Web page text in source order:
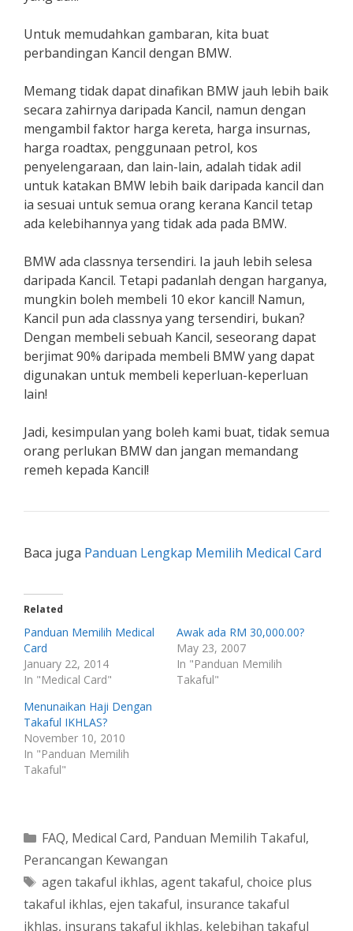
Untuk memudahkan gambaran, kita buat
perbandingan Kancil dengan BMW.
Memang tidak dapat dinafikan BMW jauh lebih baik
secara zahirnya daripada Kancil, namun dengan
mengambil faktor harga kereta, harga insurnas,
harga roadtax, penggunaan petrol, kos
penyelengaraan, dan lain-lain, adalah tidak adil
untuk katakan BMW lebih baik daripada kancil dan
ia sesuai untuk semua orang kerana Kancil tetap
ada kelebihannya yang tidak ada pada BMW.
BMW ada classnya tersendiri. Ia jauh lebih selesa
daripada Kancil. Tetapi padanlah dengan harganya,
mungkin boleh membeli 10 ekor kancil! Namun,
Kancil pun ada classnya yang tersendiri, bukan?
Dengan membeli sebuah Kancil, seseorang dapat
berjimat 90% daripada membeli BMW yang dapat
digunakan untuk membeli keperluan-keperluan
lain!
Jadi, kesimpulan yang boleh kami buat, tidak semua
orang perlukan BMW dan jangan memandang
remeh kepada Kancil!
Baca juga Panduan Lengkap Memilih Medical Card
Related
Panduan Memilih Medical
Card
January 22, 2014
In "Medical Card"
Awak ada RM 30,000.00?
May 23, 2007
In "Panduan Memilih
Takaful"
Menunaikan Haji Dengan
Takaful IKHLAS?
November 10, 2010
In "Panduan Memilih
Takaful"
Categories
FAQ, Medical Card, Panduan Memilih Takaful,
Perancangan Kewangan
Tags
agen takaful ikhlas, agent takaful, choice plus
takaful ikhlas, ejen takaful, insurance takaful
ikhlas, insurans takaful ikhlas, kelebihan takaful